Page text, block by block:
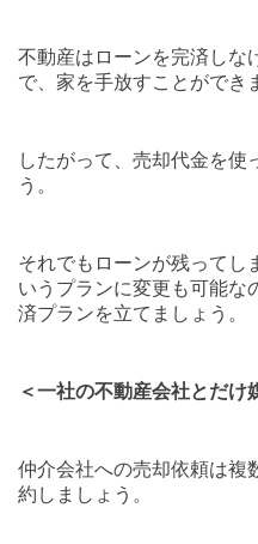
不動産はローンを完済しな
で、家を手放すことができ
したがって、売却代金を使
う。
それでもローンが残ってし
いうプランに変更も可能な
済プランを立てましょう。
＜一社の不動産会社とだけ
仲介会社への売却依頼は複
約しましょう。